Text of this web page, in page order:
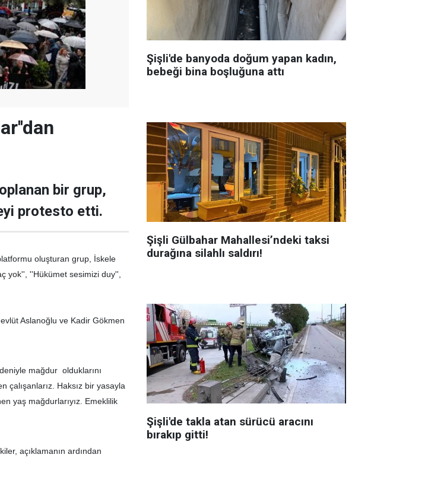
bir grup,
protesto etti.
oluşturan grup, İskele
yok'', ''Hükümet sesimizi duy'',
Aslanoğlu ve Kadir Gökmen
mağdur olduklarını
Haksız bir yasayla
yaş mağdurlarıyız. Emeklilik
açıklamanın ardından
Şişli'de banyoda doğum yapan kadın,
bebeği bina boşluğuna attı
Şişli Gülbahar Mahallesi’ndeki taksi
durağına silahlı saldırı!
Şişli'de takla atan sürücü aracını
bırakıp gitti!